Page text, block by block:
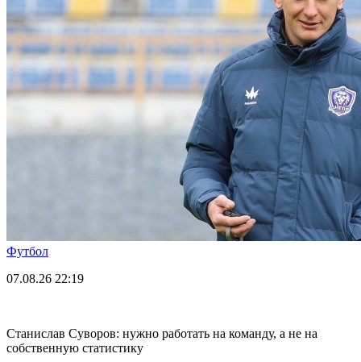
Футбол
07.08.26 22:19
Станислав Суворов: нужно работать на команду, а не на
собственную статистику